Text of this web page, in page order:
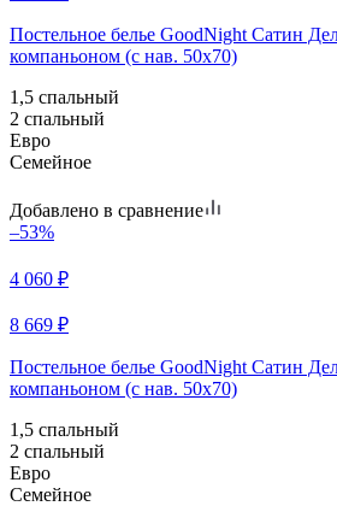
Постельное белье GoodNight Сатин
компаньоном (с нав. 50х70)
1,5 спальный
2 спальный
Евро
Семейное
Добавлено в сравнение
–53%
4 060 ₽
8 669 ₽
Постельное белье GoodNight Сатин
компаньоном (с нав. 50х70)
1,5 спальный
2 спальный
Евро
Семейное